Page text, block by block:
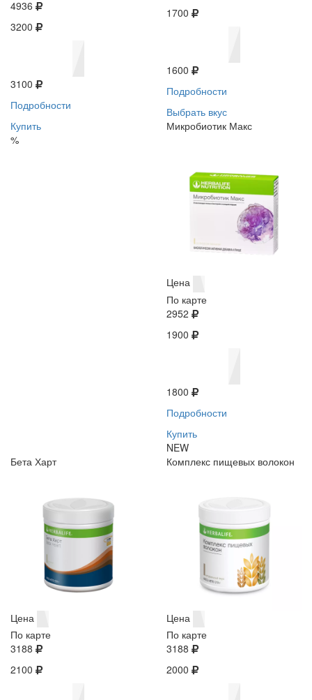
4936
3200
3100
Подробности
Купить
%
1700
1600
Подробности
Выбрать вкус
Микробиотик Макс
Цена
По карте
2952
1900
1800
Подробности
Купить
NEW
Бета Харт
Цена
По карте
3188
2100
Комплекс пищевых волокон
Цена
По карте
3188
2000